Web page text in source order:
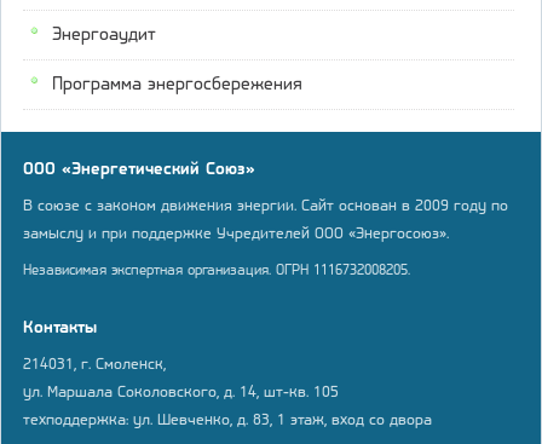
Энергоаудит
Программа энергосбережения
ООО «Энергетический Союз»
В союзе с законом движения энергии. Сайт основан в 2009 году по
замыслу и при поддержке Учредителей ООО «Энергосоюз».
Независимая экспертная организация. ОГРН 1116732008205.
Контакты
214031, г. Смоленск,
ул. Маршала Соколовского, д. 14, шт-кв. 105
техподдержка: ул. Шевченко, д. 83, 1 этаж, вход со двора